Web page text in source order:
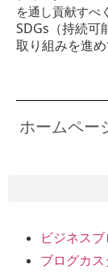
を通し貢献すべ
SDGs（持続可
取り組みを進め
ホームペー
ビジネス
ブログカス